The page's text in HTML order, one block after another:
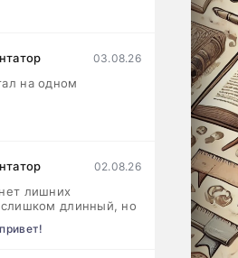
03.08.26
на одном
02.08.26
лишних
слишком длинный, но